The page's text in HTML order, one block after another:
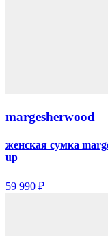
margesherwood
женская сумка
up
59 990 ₽